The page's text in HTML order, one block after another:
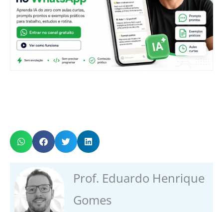
Prof. Eduardo Henrique
Gomes